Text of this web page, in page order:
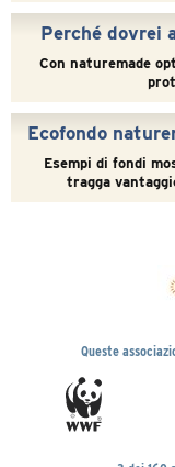
Perché dovrei
Con naturemade
Ecofondo
Esempi di fondi
tragga
Queste